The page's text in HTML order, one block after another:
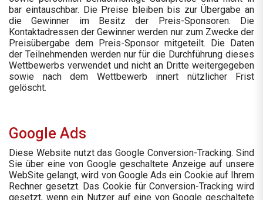
bar eintauschbar. Die Preise bleiben bis zur Übergabe an
die Gewinner im Besitz der Preis-Sponsoren. Die
Kontaktadressen der Gewinner werden nur zum Zwecke der
Preisübergabe dem Preis-Sponsor mitgeteilt. Die Daten
der Teilnehmenden werden nur für die Durchführung dieses
Wettbewerbs verwendet und nicht an Dritte weitergegeben
sowie nach dem Wettbewerb innert nützlicher Frist
gelöscht.
Google Ads
Diese Website nutzt das Google Conversion-Tracking. Sind
Sie über eine von Google geschaltete Anzeige auf unsere
WebSite gelangt, wird von Google Ads ein Cookie auf Ihrem
Rechner gesetzt. Das Cookie für Conversion-Tracking wird
gesetzt, wenn ein Nutzer auf eine von Google geschaltete